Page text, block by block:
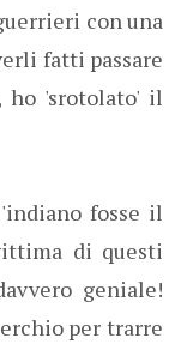
con una
fatti passare
ho 'srotolato' il
fosse il
di questi
geniale!
per trarre